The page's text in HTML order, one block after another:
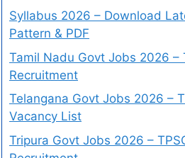
Syllabus 2026 – Download
Pattern & PDF
Tamil Nadu Govt Jobs 2026 –
Recruitment
Telangana Govt Jobs 2026 –
Vacancy List
Tripura Govt Jobs 2026 –